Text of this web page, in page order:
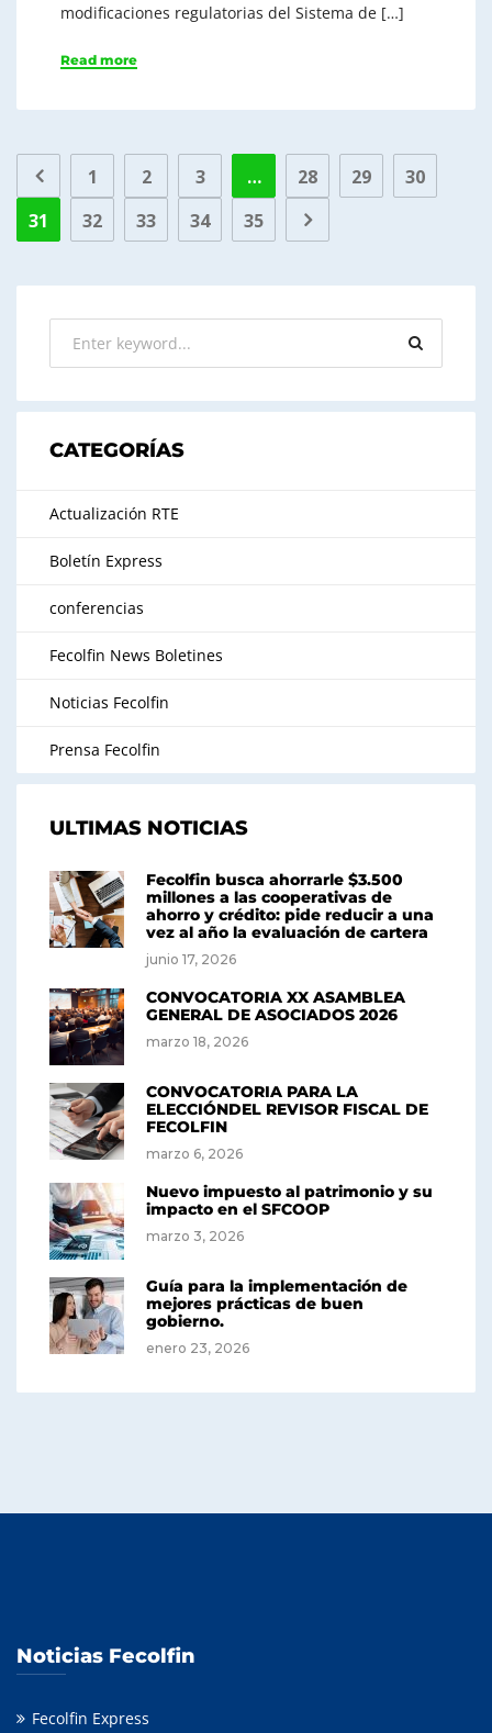
modificaciones regulatorias del Sistema de […]
Read more
1 2 3 … 28 29
30
31
32 33 34 35
CATEGORÍAS
Actualización RTE
Boletín Express
conferencias
Fecolfin News Boletines
Noticias Fecolfin
Prensa Fecolfin
ULTIMAS NOTICIAS
Fecolfin busca ahorrarle $3.500
millones a las cooperativas de
ahorro y crédito: pide reducir a una
vez al año la evaluación de cartera
junio 17, 2026
CONVOCATORIA XX ASAMBLEA
GENERAL DE ASOCIADOS 2026
marzo 18, 2026
CONVOCATORIA PARA LA
ELECCIÓNDEL REVISOR FISCAL DE
FECOLFIN
marzo 6, 2026
Nuevo impuesto al patrimonio y su
impacto en el SFCOOP
marzo 3, 2026
Guía para la implementación de
mejores prácticas de buen
gobierno.
enero 23, 2026
Noticias Fecolfin
Fecolfin Express